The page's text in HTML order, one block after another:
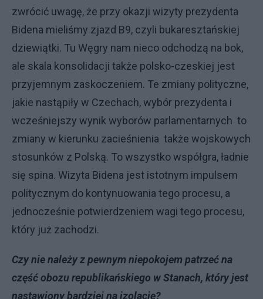
zwrócić uwagę, że przy okazji wizyty prezydenta
Bidena mieliśmy zjazd B9, czyli bukaresztańskiej
dziewiątki. Tu Węgry nam nieco odchodzą na bok,
ale skala konsolidacji także polsko-czeskiej jest
przyjemnym zaskoczeniem. Te zmiany polityczne,
jakie nastąpiły w Czechach, wybór prezydenta i
wcześniejszy wynik wyborów parlamentarnych to
zmiany w kierunku zacieśnienia także wojskowych
stosunków z Polską. To wszystko współgra, ładnie
się spina. Wizyta Bidena jest istotnym impulsem
politycznym do kontynuowania tego procesu, a
jednocześnie potwierdzeniem wagi tego procesu,
który już zachodzi.
Czy nie należy z pewnym niepokojem patrzeć na
część obozu republikańskiego w Stanach, który jest
nastawiony bardziej na izolację?